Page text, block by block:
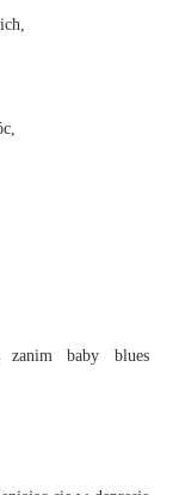
zanim baby blues